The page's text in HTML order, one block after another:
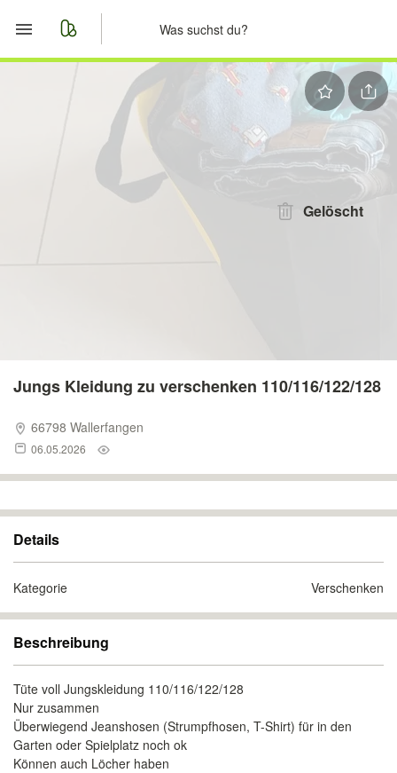
Merkliste
Nachrichten
Anzeige aufgeben
Gelöscht
Jungs Kleidung zu verschenken 110/116/122/128
66798 Wallerfangen
06.05.2026
Details
Kategorie Verschenken
Beschreibung
Tüte voll Jungskleidung 110/116/122/128
Nur zusammen
Überwiegend Jeanshosen (Strumpfhosen, T-Shirt) für in den
Garten oder Spielplatz noch ok
Können auch Löcher haben